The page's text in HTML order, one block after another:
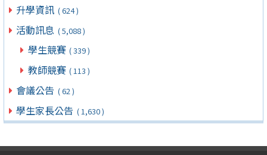
升學資訊 ( 624 )
活動訊息 ( 5,088 )
學生競賽 ( 339 )
教師競賽 ( 113 )
會議公告 ( 62 )
學生家長公告 ( 1,630 )